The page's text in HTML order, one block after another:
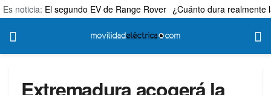
Es noticia: El segundo EV de Range Rover ¿Cuánto dura realmente
Extremadura acogerá la